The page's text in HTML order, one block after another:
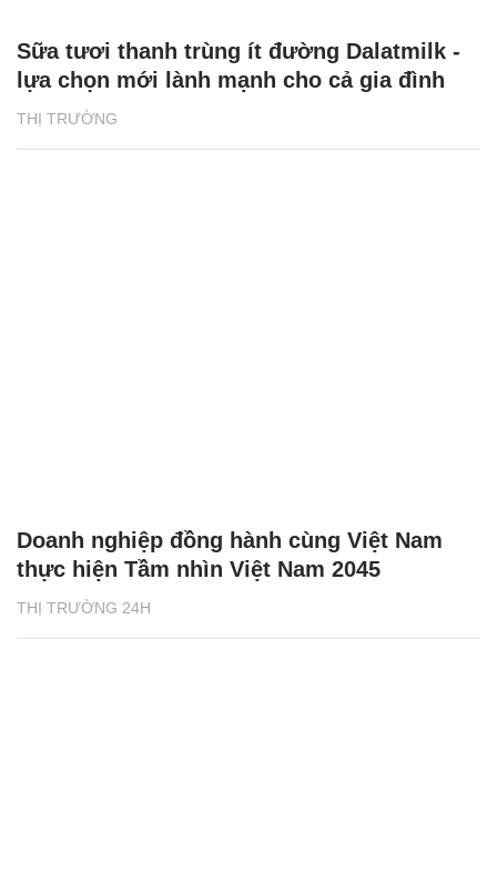
THỊ TRƯỜNG
Sữa tươi thanh trùng ít đường Dalatmilk -
lựa chọn mới lành mạnh cho cả gia đình
THỊ TRƯỜNG 24H
Doanh nghiệp đồng hành cùng Việt Nam
thực hiện Tầm nhìn Việt Nam 2045